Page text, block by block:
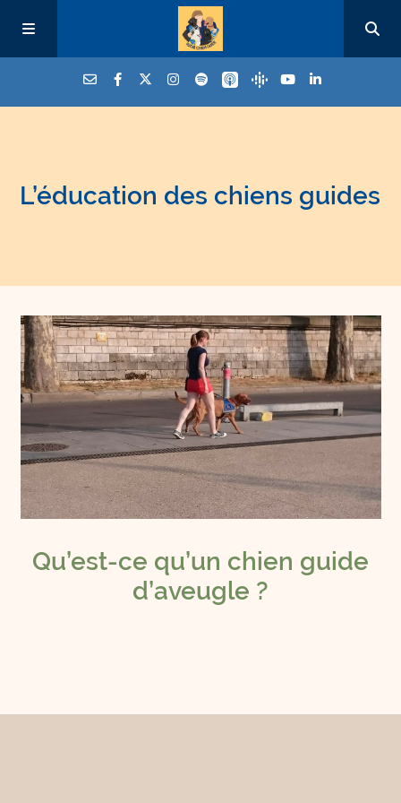
L’éducation des chiens guides
Qu’est-ce qu’un chien guide
d’aveugle ?